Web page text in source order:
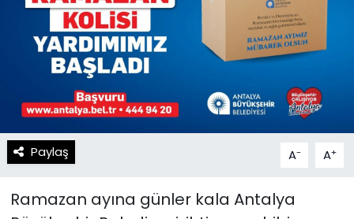
Paylaş A- A+
Ramazan ayına günler kala Antalya
Spor
Teknoloji
Resmi İlanlar
Teknoloji
Yaşam
Künye
Gizlilik Sözleşmesi